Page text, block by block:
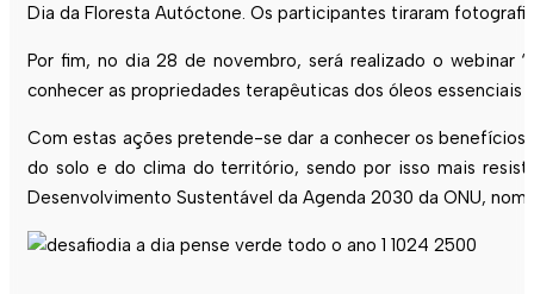
Dia da Floresta Autóctone. Os participantes tiraram
Por fim, no dia 28 de novembro, será realizado o webinar
conhecer as propriedades terapêuticas dos óleos essenciais
Com estas ações pretende-se dar a conhecer os
do solo e do clima do território, sendo por isso mais
Desenvolvimento Sustentável da Agenda 2030 da ONU,